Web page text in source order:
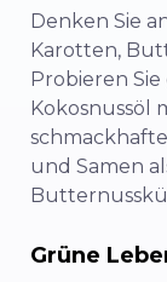
Denken Sie
Karotten,
Probieren
Kokosnussöl
und Samen
Grüne